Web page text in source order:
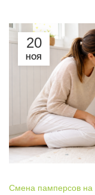
20
НОЯ
Смена памперсов на